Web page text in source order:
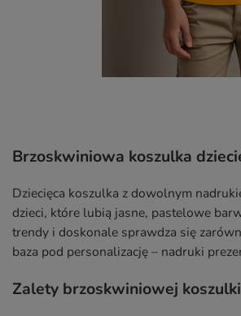
Brzoskwiniowa koszulka
Dziecięca koszulka z dowolnym
dzieci, które lubią jasne, pastelowe
trendy i doskonale sprawdza się
baza pod personalizację – nadruki
Zalety brzoskwiniowej